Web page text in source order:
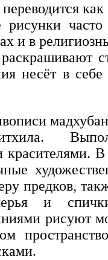
рисунки часто
и в
несёт в себе
В
предков,
и
рисуют